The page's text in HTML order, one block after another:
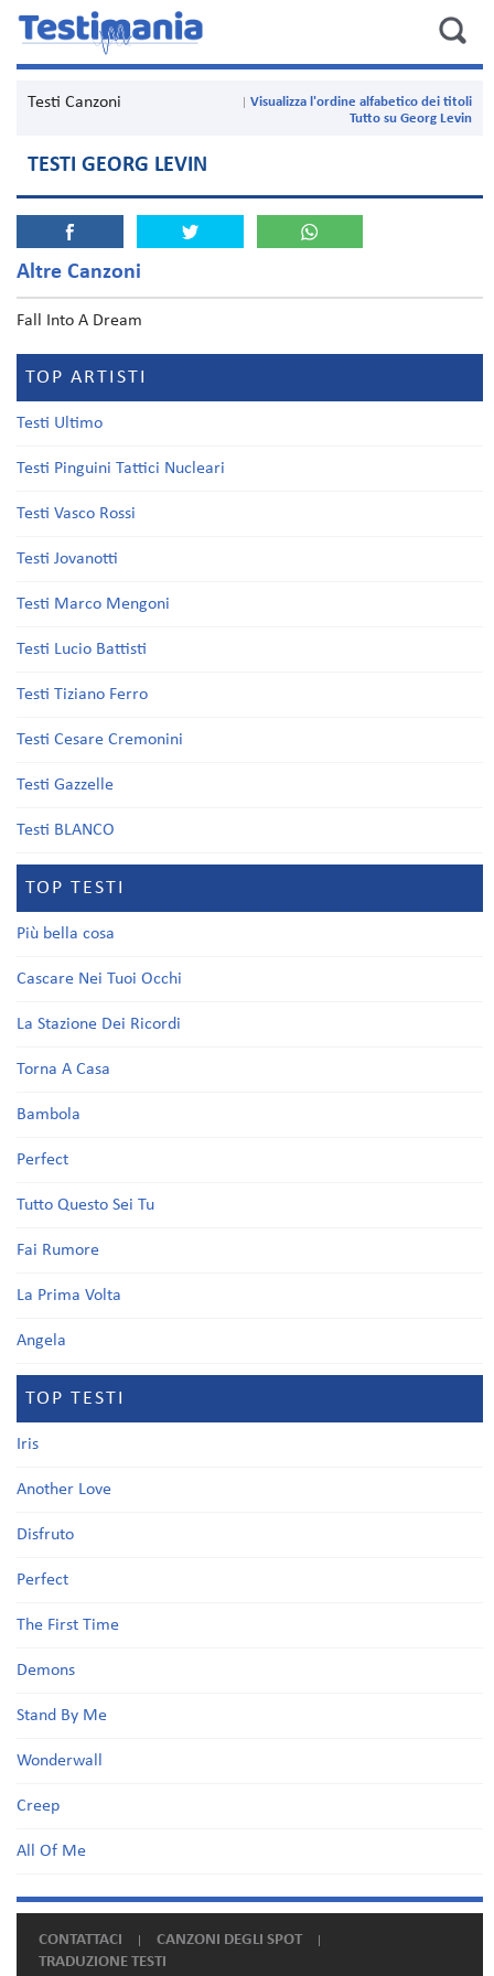
Testi Canzoni
Visualizza l'ordine alfabetico dei titoli
Tutto su Georg Levin
TESTI GEORG LEVIN
Altre Canzoni
Fall Into A Dream
TOP ARTISTI
Testi Ultimo
Testi Pinguini Tattici Nucleari
Testi Vasco Rossi
Testi Jovanotti
Testi Marco Mengoni
Testi Lucio Battisti
Testi Tiziano Ferro
Testi Cesare Cremonini
Testi Gazzelle
Testi BLANCO
TOP TESTI
Più bella cosa
Cascare Nei Tuoi Occhi
La Stazione Dei Ricordi
Torna A Casa
Bambola
Perfect
Tutto Questo Sei Tu
Fai Rumore
La Prima Volta
Angela
TOP TESTI
Iris
Another Love
Disfruto
Perfect
The First Time
Demons
Stand By Me
Wonderwall
Creep
All Of Me
CONTATTACI
CANZONI DEGLI SPOT
TRADUZIONE TESTI